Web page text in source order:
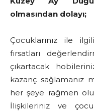
olmasından dolayı;
Çocuklarınız ile
fırsatları
çıkartacak
kazanç sağlamanız
her şeye rağmen
İlişkileriniz ve